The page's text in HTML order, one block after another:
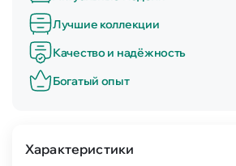
Лучшие коллекции
Качество и надёжность
Богатый опыт
Характеристики